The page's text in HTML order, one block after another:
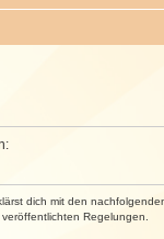
dich mit den
Regelungen.